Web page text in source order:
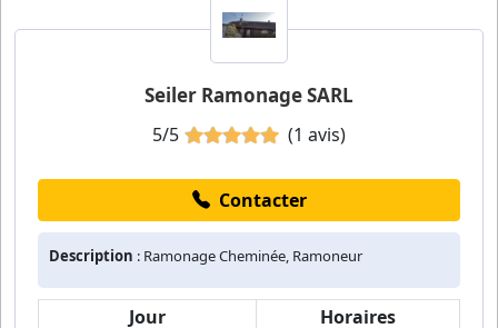
Seiler Ramonage SARL
5/5 (1 avis)
Contacter
Description : Ramonage Cheminée, Ramoneur
Jour Horaires